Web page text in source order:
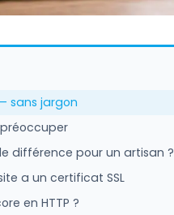
sans jargon
différence pour un artisan ?
a un certificat SSL
en HTTP ?